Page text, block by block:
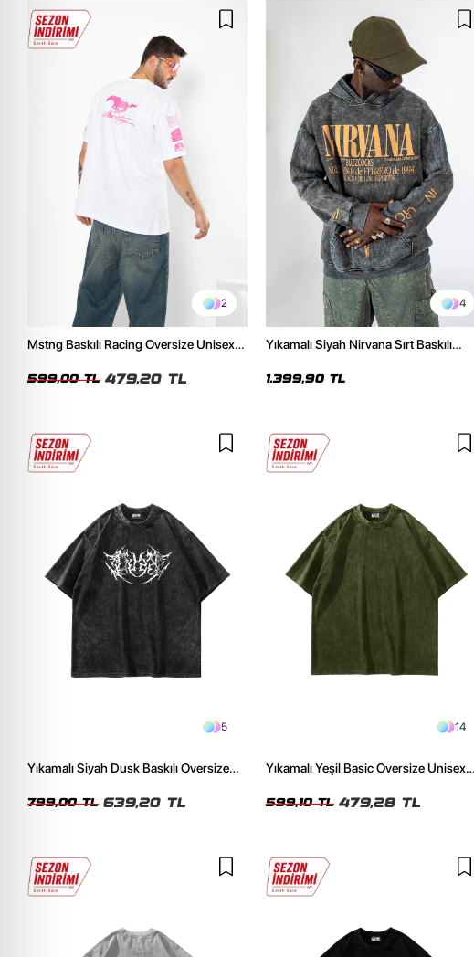
2
Mstng Baskılı Racing Oversize Unisex
599,00 TL 479,20 TL
4
Yıkamalı Siyah Nirvana Sırt Baskılı
1.399,90 TL
5
Yıkamalı Siyah Dusk Baskılı Oversize
799,00 TL 639,20 TL
14
Yıkamalı Yeşil Basic Oversize Unisex
599,10 TL 479,28 TL